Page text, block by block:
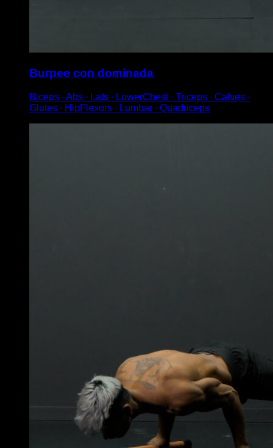
Burpee con dominada
Biceps ∙ Abs ∙ Lats ∙ LowerChest ∙ Triceps ∙ Calves ∙
Glutes ∙ HipFlexors ∙ Lumbar ∙ Quadriceps